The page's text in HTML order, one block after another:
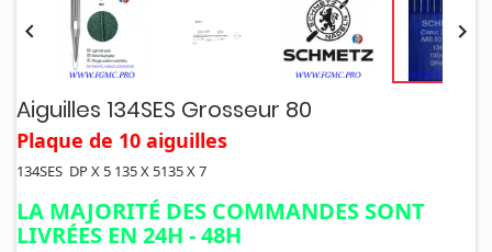
 
Aiguilles 134SES Grosseur 80
Plaque de 10 aiguilles
134SES DP X 5 135 X 5135 X 7
LA MAJORITÉ DES COMMANDES SONT
LIVRÉES EN 24H - 48H